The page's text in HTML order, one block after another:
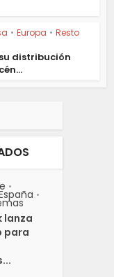
• Europa • Resto
distribución
•
•
lanza
para